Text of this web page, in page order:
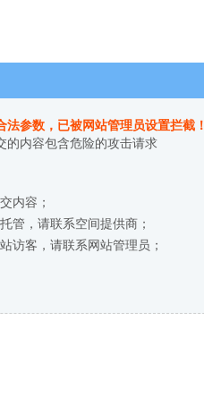
法参数，已被网站管理员设置拦截！
的内容包含危险的攻击请求
内容；
管，请联系空间提供商；
访客，请联系网站管理员；